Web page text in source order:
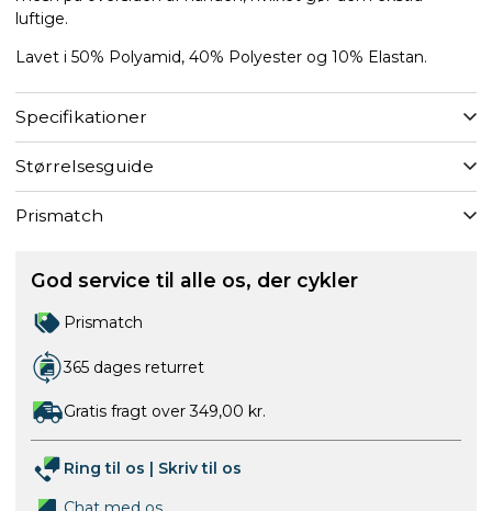
luftige.
Lavet i 50% Polyamid, 40% Polyester og 10% Elastan.
Specifikationer
Størrelsesguide
Prismatch
God service til alle os, der cykler
Prismatch
365 dages returret
Gratis fragt over 349,00 kr.
Ring til os | Skriv til os